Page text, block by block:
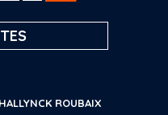
ROUBAIX